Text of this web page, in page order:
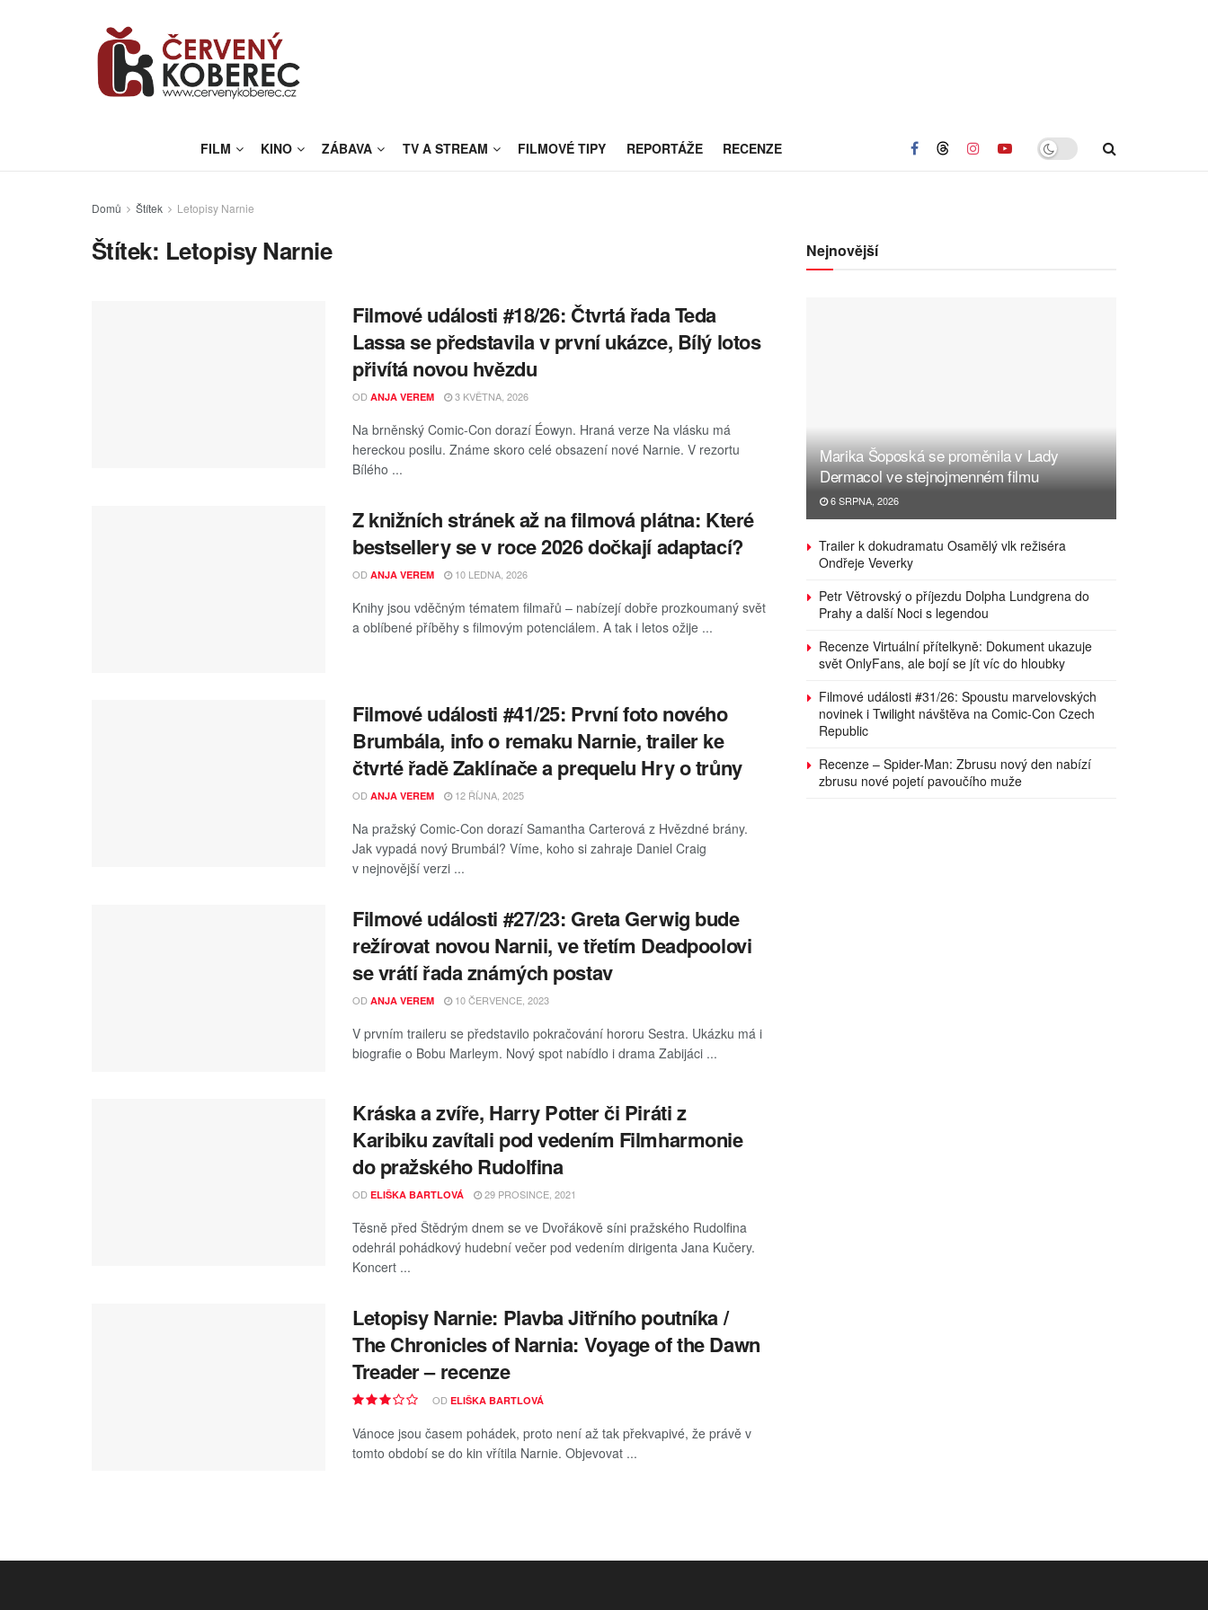
FILM KINO ZÁBAVA TV A STREAM FILMOVÉ TIPY REPORTÁŽE RECENZE
Domů Štítek Letopisy Narnie
Štítek: Letopisy Narnie
Filmové události #18/26: Čtvrtá řada Teda
Lassa se představila v první ukázce, Bílý lotos
přivítá novou hvězdu
OD ANJA VEREM 3 KVĚTNA, 2026
Na brněnský Comic-Con dorazí Éowyn. Hraná verze Na vlásku má
hereckou posilu. Známe skoro celé obsazení nové Narnie. V rezortu
Bílého ...
Z knižních stránek až na filmová plátna: Které
bestsellery se v roce 2026 dočkají adaptací?
OD ANJA VEREM 10 LEDNA, 2026
Knihy jsou vděčným tématem filmařů – nabízejí dobře prozkoumaný svět
a oblíbené příběhy s filmovým potenciálem. A tak i letos ožije ...
Filmové události #41/25: První foto nového
Brumbála, info o remaku Narnie, trailer ke
čtvrté řadě Zaklínače a prequelu Hry o trůny
OD ANJA VEREM 12 ŘÍJNA, 2025
Na pražský Comic-Con dorazí Samantha Carterová z Hvězdné brány.
Jak vypadá nový Brumbál? Víme, koho si zahraje Daniel Craig
v nejnovější verzi ...
Filmové události #27/23: Greta Gerwig bude
režírovat novou Narnii, ve třetím Deadpoolovi
se vrátí řada známých postav
OD ANJA VEREM 10 ČERVENCE, 2023
V prvním traileru se představilo pokračování hororu Sestra. Ukázku má i
biografie o Bobu Marleym. Nový spot nabídlo i drama Zabijáci ...
Kráska a zvíře, Harry Potter či Piráti z
Karibiku zavítali pod vedením Filmharmonie
do pražského Rudolfina
OD ELIŠKA BARTLOVÁ 29 PROSINCE, 2021
Těsně před Štědrým dnem se ve Dvořákově síni pražského Rudolfina
odehrál pohádkový hudební večer pod vedením dirigenta Jana Kučery.
Koncert ...
Letopisy Narnie: Plavba Jitřního poutníka /
The Chronicles of Narnia: Voyage of the Dawn
Treader – recenze
OD ELIŠKA BARTLOVÁ
Vánoce jsou časem pohádek, proto není až tak překvapivé, že právě v
tomto období se do kin vřítila Narnie. Objevovat ...
Nejnovější
Marika Šoposká se proměnila v Lady
Dermacol ve stejnojmenném filmu
6 SRPNA, 2026
Trailer k dokudramatu Osamělý vlk režiséra
Ondřeje Veverky
Petr Větrovský o příjezdu Dolpha Lundgrena do
Prahy a další Noci s legendou
Recenze Virtuální přítelkyně: Dokument ukazuje
svět OnlyFans, ale bojí se jít víc do hloubky
Filmové události #31/26: Spoustu marvelovských
novinek i Twilight návštěva na Comic-Con Czech
Republic
Recenze – Spider-Man: Zbrusu nový den nabízí
zbrusu nové pojetí pavoučího muže